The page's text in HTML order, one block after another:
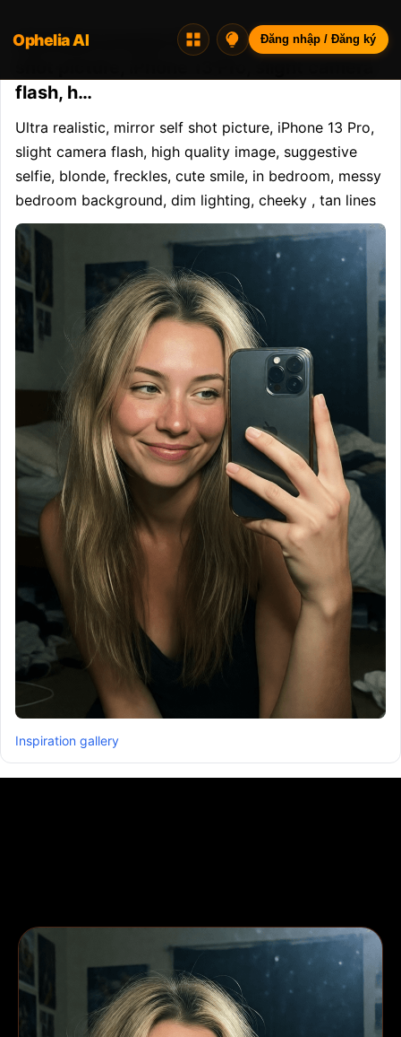
Opheliaai prompt:Ultra realistic, mirror self
flash, h…
Ultra realistic, mirror self shot picture, iPhone 13 Pro,
slight camera flash, high quality image, suggestive
selfie, blonde, freckles, cute smile, in bedroom, messy
bedroom background, dim lighting, cheeky , tan lines
Inspiration gallery
Ophelia AI Đăng nhập / Đăng ký